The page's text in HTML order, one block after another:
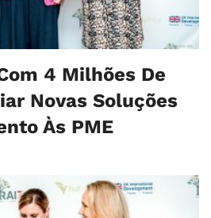
4 Milhões De
Novas Soluções
Às PME